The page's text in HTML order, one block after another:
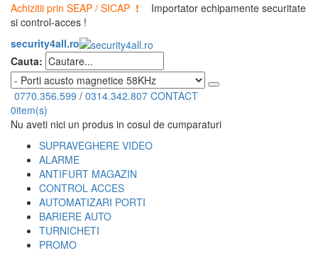
Achizitii prin SEAP / SICAP !
Importator echipamente securitate
si control-acces !
security4all.ro
Cauta:
0770.356.599 / 0314.342.807 CONTACT
0item(s)
Nu aveti nici un produs in cosul de cumparaturi
SUPRAVEGHERE VIDEO
ALARME
ANTIFURT MAGAZIN
CONTROL ACCES
AUTOMATIZARI PORTI
BARIERE AUTO
TURNICHETI
PROMO